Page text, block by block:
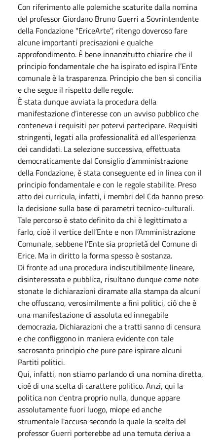
Con riferimento alle polemiche scaturite dalla nomina
del professor Giordano Bruno Guerri a Sovrintendente
della Fondazione "EriceArte", ritengo doveroso fare
alcune importanti precisazioni e qualche
approfondimento. È bene innanzitutto chiarire che il
principio fondamentale che ha ispirato ed ispira l’Ente
comunale è la trasparenza. Principio che ben si concilia
e che segue il rispetto delle regole.
È stata dunque avviata la procedura della
manifestazione d’interesse con un avviso pubblico che
conteneva i requisiti per potervi partecipare. Requisiti
stringenti, legati alla professionalità ed all’esperienza
dei candidati. La selezione successiva, effettuata
democraticamente dal Consiglio d’amministrazione
della Fondazione, è stata conseguente ed in linea con il
principio fondamentale e con le regole stabilite. Preso
atto dei curricula, infatti, i membri del Cda hanno preso
la decisione sulla base di parametri tecnico-culturali.
Tale percorso è stato definito da chi è legittimato a
farlo, cioè il vertice dell’Ente e non l’Amministrazione
Comunale, sebbene l’Ente sia proprietà del Comune di
Erice. Ma in diritto la forma spesso è sostanza.
Di fronte ad una procedura indiscutibilmente lineare,
disinteressata e pubblica, risultano dunque come note
stonate le dichiarazioni diramate alla stampa da alcuni
che offuscano, verosimilmente a fini politici, ciò che è
una manifestazione di assoluta ed innegabile
democrazia. Dichiarazioni che a tratti sanno di censura
e che confliggono in maniera evidente con tale
sacrosanto principio che pure pare ispirare alcuni
Partiti politici.
Qui, infatti, non stiamo parlando di una nomina diretta,
cioè di una scelta di carattere politico. Anzi, qui la
politica non c'entra proprio nulla, dunque appare
assolutamente fuori luogo, miope ed anche
strumentale l'accusa secondo la quale la scelta del
professor Guerri porterebbe ad una temuta deriva a